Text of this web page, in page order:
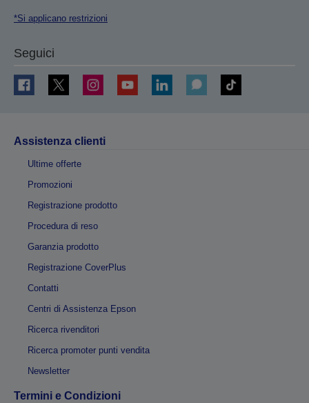
*Si applicano restrizioni
Seguici
Assistenza clienti
Ultime offerte
Promozioni
Registrazione prodotto
Procedura di reso
Garanzia prodotto
Registrazione CoverPlus
Contatti
Centri di Assistenza Epson
Ricerca rivenditori
Ricerca promoter punti vendita
Newsletter
Termini e Condizioni